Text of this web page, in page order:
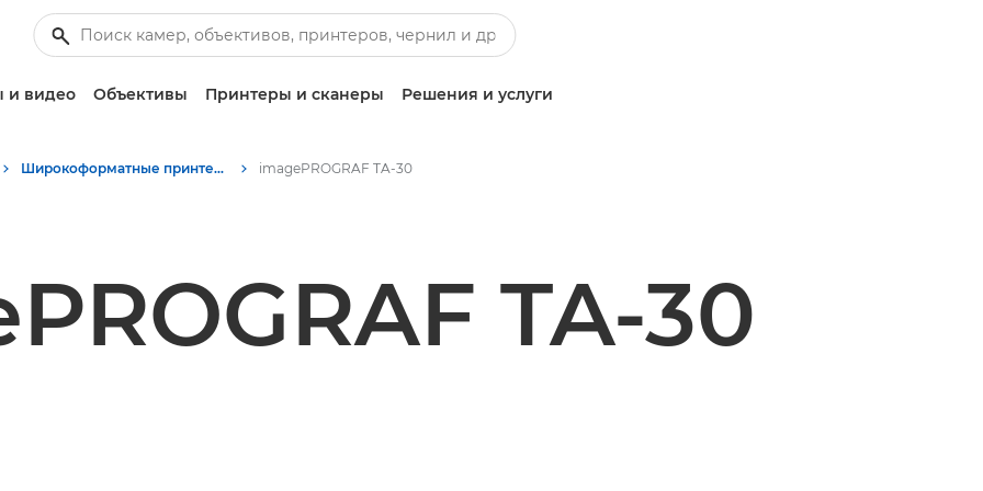
и видео Объективы Принтеры и сканеры Решения и услуги
Широкоформатные принтеры - Пресс-центр Canon imagePROGRAF TA-30
TA-30